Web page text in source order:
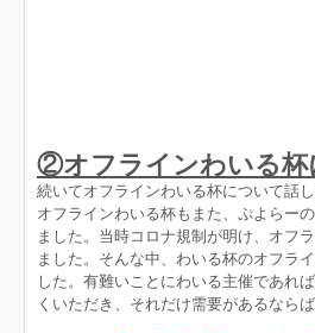
②オフラインわいる杯
続いてオフラインわいる杯について話し
オフラインわいる杯もまた、ぷよらー
ました。当時コロナ規制が明け、オフ
ました。そんな中、わいる杯のオフラ
した。有難いことにわいる主催であれ
くいただき、それだけ需要があるなら